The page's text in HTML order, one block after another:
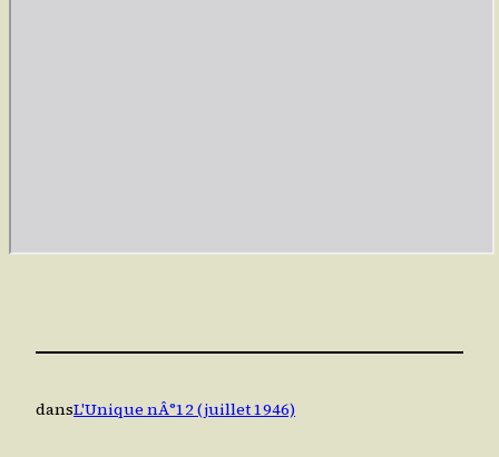
dansL'Unique nÂ°12 (juillet 1946)